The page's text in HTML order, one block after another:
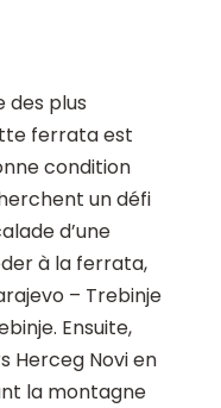
des plus
ferrata est
condition
un défi
d’une
à la ferrata,
– Trebinje
Ensuite,
Herceg Novi en
la montagne